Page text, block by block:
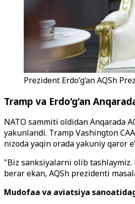
Prezident Erdo‘g‘an AQSh
Tramp va Erdo‘g‘an
NATO sammiti oldidan Anqarada
yakunlandi. Tramp Vashington
nizoda yaqin orada yakuniy qaror
"Biz sanksiyalarni olib tashlaymiz.
berar ekan, AQSh prezidenti
Mudofaa va aviatsiya